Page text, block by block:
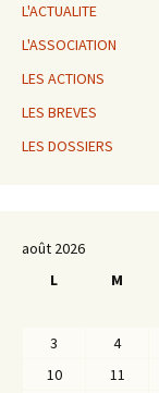
L'ACTUALITE
L'ASSOCIATION
LES ACTIONS
LES BREVES
LES DOSSIERS
août 2026
L
M
3
4
10
11